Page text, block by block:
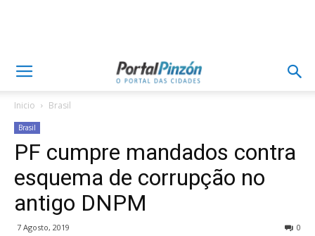
Inicio Brasil
Brasil
PF cumpre mandados contra
esquema de corrupção no
antigo DNPM
7 Agosto, 2019 0